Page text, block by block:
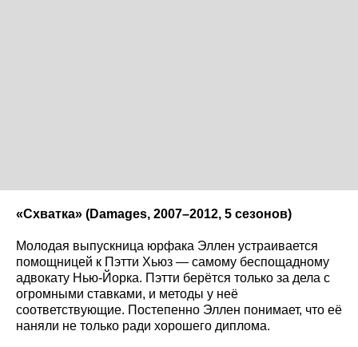
«Схватка» (Damages, 2007–2012, 5 сезонов)
Молодая выпускница юрфака Эллен устраивается
помощницей к Пэтти Хьюз — самому беспощадному
адвокату Нью-Йорка. Пэтти берётся только за дела с
огромными ставками, и методы у неё
соответствующие. Постепенно Эллен понимает, что её
наняли не только ради хорошего диплома.